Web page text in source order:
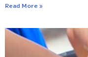
Read More »